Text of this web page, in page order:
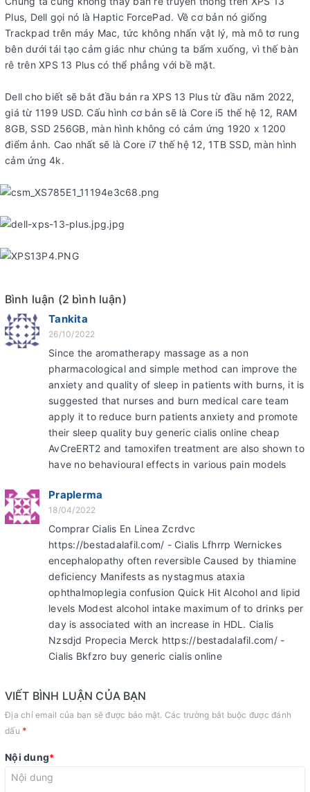
Plus, Dell gọi nó là Haptic ForcePad. Về cơ bản nó giống
Trackpad trên máy Mac, tức không nhấn vật lý, mà mô tơ rung
bên dưới tái tạo cảm giác như chúng ta bấm xuống, vì thế bàn
rê trên XPS 13 Plus có thể phẳng với bề mặt.
Dell cho biết sẽ bắt đầu bán ra XPS 13 Plus từ đầu năm 2022,
giá từ 1199 USD. Cấu hình cơ bản sẽ là Core i5 thế hệ 12, RAM
8GB, SSD 256GB, màn hình không có cảm ứng 1920 x 1200
điểm ảnh. Cao nhất sẽ là Core i7 thế hệ 12, 1TB SSD, màn hình
cảm ứng 4k.
Bình luận (2 bình luận)
Tankita
26/10/2022
Since the aromatherapy massage as a non
pharmacological and simple method can improve the
anxiety and quality of sleep in patients with burns, it is
suggested that nurses and burn medical care team
apply it to reduce burn patients anxiety and promote
their sleep quality buy generic cialis online cheap
AvCreERT2 and tamoxifen treatment are also shown to
have no behavioural effects in various pain models
Praplerma
18/04/2022
Comprar Cialis En Linea Zcrdvc
https://bestadalafil.com/ - Cialis Lfhrrp Wernickes
encephalopathy often reversible Caused by thiamine
deficiency Manifests as nystagmus ataxia
ophthalmoplegia confusion Quick Hit Alcohol and lipid
levels Modest alcohol intake maximum of to drinks per
day is associated with an increase in HDL. Cialis
Nzsdjd Propecia Merck https://bestadalafil.com/ -
Cialis Bkfzro buy generic cialis online
VIẾT BÌNH LUẬN CỦA BẠN
Địa chỉ email của bạn sẽ được bảo mật. Các trường bắt buộc được đánh
dấu *
Nội dung*